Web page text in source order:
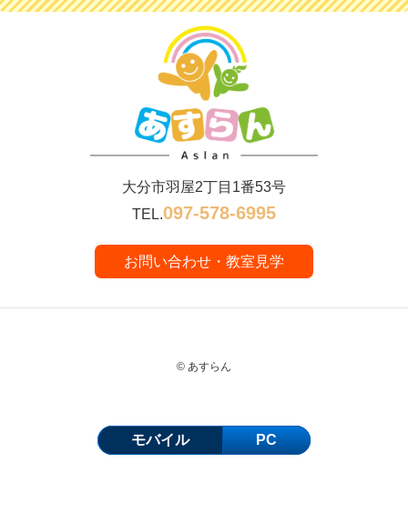
大分市羽屋2丁目1番53号
TEL.097-578-6995
お問い合わせ・教室見学
© あすらん
モバイル PC